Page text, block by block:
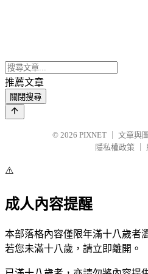
推薦文章
關閉搜尋
© 2026 PIXNET
文章與
隱私權政策
⚠️
成人內容提醒
本部落格內容僅限年滿十八歲者
若您未滿十八歲，請立即離開。